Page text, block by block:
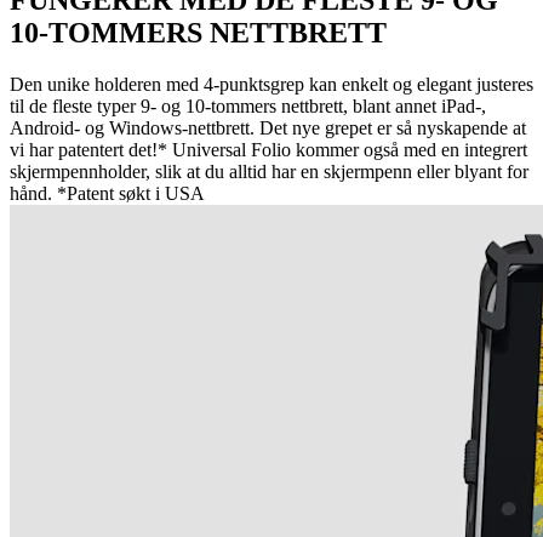
10-TOMMERS NETTBRETT
Den unike holderen med 4-punktsgrep kan enkelt og elegant justeres
til de fleste typer 9- og 10-tommers nettbrett, blant annet iPad-,
Android- og Windows-nettbrett. Det nye grepet er så nyskapende at
vi har patentert det!* Universal Folio kommer også med en integrert
skjermpennholder, slik at du alltid har en skjermpenn eller blyant for
hånd. *Patent søkt i USA